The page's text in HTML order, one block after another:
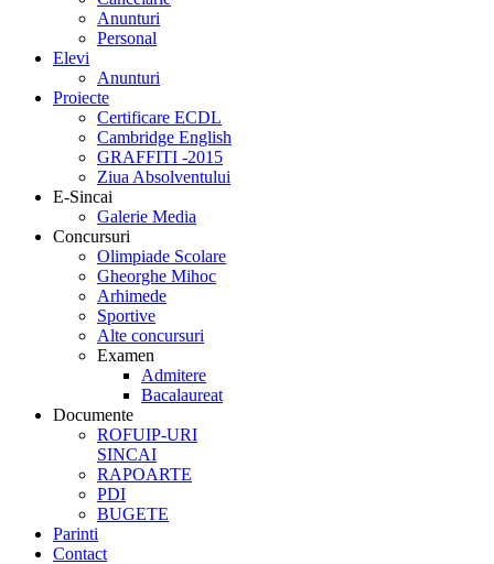
Anunturi
Personal
Elevi
Anunturi
Proiecte
Certificare ECDL
Cambridge English
GRAFFITI -2015
Ziua Absolventului
E-Sincai
Galerie Media
Concursuri
Olimpiade Scolare
Gheorghe Mihoc
Arhimede
Sportive
Alte concursuri
Examen
Admitere
Bacalaureat
Documente
ROFUIP-URI
SINCAI
RAPOARTE
PDI
BUGETE
Parinti
Contact